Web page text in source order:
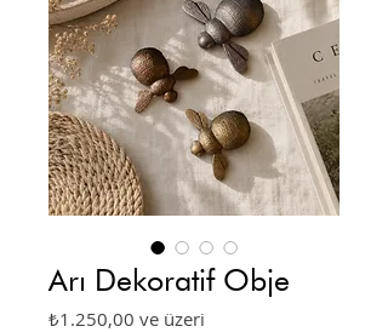
Arı Dekoratif Obje
₺1.250,00 ve üzeri